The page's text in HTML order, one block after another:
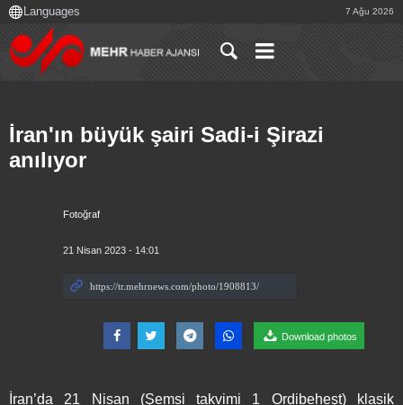
7 Ağu 2026
Fotoğraf
21 Nisan 2023 - 14:01
Download photos
İran'ın büyük şairi Sadi-i Şirazi
anılıyor
İran’da 21 Nisan (Şemsi takvimi 1 Ordibeheşt) klasik